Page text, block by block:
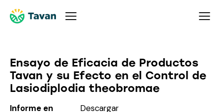
Ensayo de Eficacia de Productos
Tavan y su Efecto en el Control de
Lasiodiplodia theobromae
Informe en
Descargar